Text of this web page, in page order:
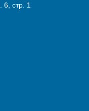
стр. 1